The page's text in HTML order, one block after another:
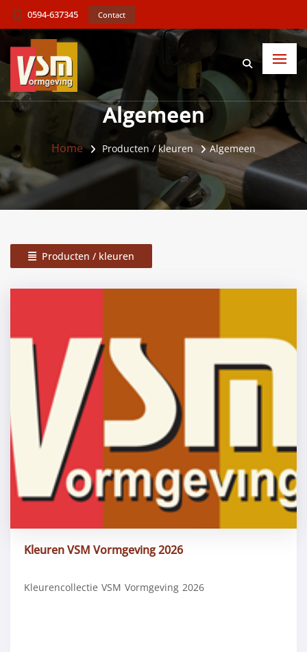
0594-637345 Contact
Algemeen
Home Producten / kleuren Algemeen
Producten / kleuren
Kleuren VSM Vormgeving 2026
Kleurencollectie VSM Vormgeving 2026